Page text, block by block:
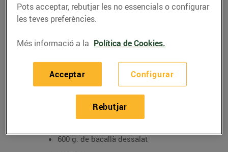
RECEPTES
Bacallà a la catalana
27/de maig/2020
Ingredients per a 4 persones:
600 g. de bacallà dessalat
Pots acceptar, rebutjar les no essencials o configurar
les teves preferències.
Més informació a la Política de Cookies.
Configurar
Rebutjar
Acceptar